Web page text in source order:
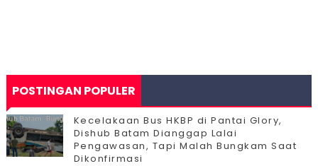
POSTINGAN POPULER
Kecelakaan Bus HKBP di Pantai Glory,
Dishub Batam Dianggap Lalai
Pengawasan, Tapi Malah Bungkam Saat
Dikonfirmasi